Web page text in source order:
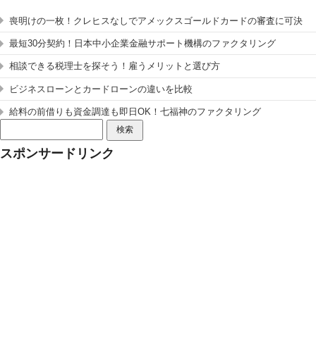
喪明けの一枚！クレヒスなしでアメックスゴールドカードの審査に可決
最短30分契約！日本中小企業金融サポート機構のファクタリング
相談できる税理士を探そう！雇うメリットと選び方
ビジネスローンとカードローンの違いを比較
給料の前借りも資金調達も即日OK！七福神のファクタリング
索:
スポンサードリンク